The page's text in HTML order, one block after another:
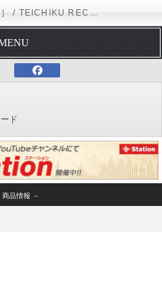
天童よしみ［旅路：TECA-26002］ / TEICHIKU RECORDS
X（Twitter）
Instagram
テイチクオンラインショップ
ト TEICHIKU RECORDS
ド